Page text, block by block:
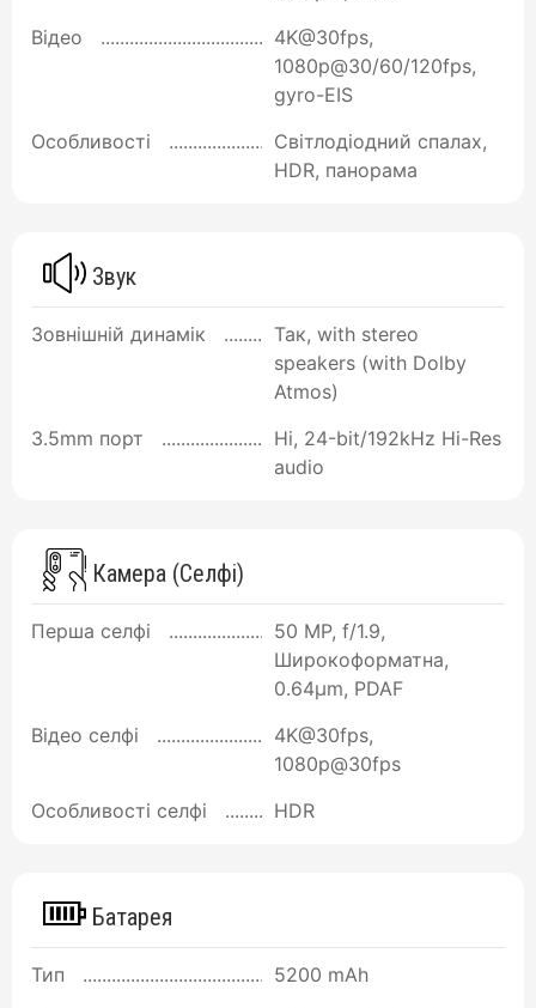
Відео
4K@30fps,
1080p@30/60/120fps,
gyro-EIS
Особливості
Світлодіодний спалах,
HDR, панорама
Звук
Зовнішній динамік
Так, with stereo
speakers (with Dolby
Atmos)
3.5mm порт
Ні, 24-bit/192kHz Hi-Res
audio
Камера (Селфі)
Перша селфі
50 MP, f/1.9,
Широкоформатна,
0.64µm, PDAF
Відео селфі
4K@30fps,
1080p@30fps
Особливості селфі
HDR
Батарея
Тип
5200 mAh